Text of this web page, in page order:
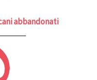
abbandonati